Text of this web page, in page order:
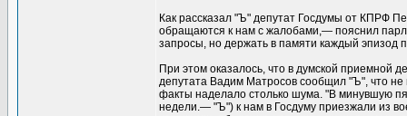
Как рассказал "Ъ" депутат Госдумы от КПРФ
обращаются к нам с жалобами,— пояснил
запросы, но держать в памяти каждый эпизод
При этом оказалось, что в думской
депутата Вадим Матросов сообщил "Ъ", что
факты наделало столько шума. "В минувшую
недели.— "Ъ") к нам в Госдуму приезжали из